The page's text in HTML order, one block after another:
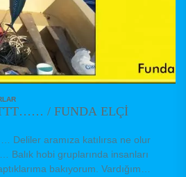
PALAAAMUTTTTTTT…… / FUNDA ELÇİ
Deliler aramıza katılırsa ne olur
Balık hobi gruplarında insanları
bakıyorum. Vardığım